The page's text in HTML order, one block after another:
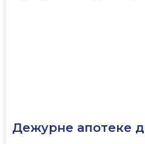
Дежурне апотеке